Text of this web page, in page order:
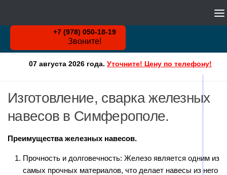
+7 (978) 050-18-19
Звоните!
07 августа 2026 года. Уточните! Цену по телефону!
Изготовление, сварка железных
навесов в Симферополе.
Преимущества железных навесов.
Прочность и долговечность: Железо является одним из
самых прочных материалов, что делает навесы из него